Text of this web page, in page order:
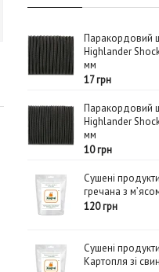
Паракордовий
Highlander
мм
17 грн
Паракордовий
Highlander
мм
10 грн
Сушені
гречана з
120 грн
Сушені
Картопля зі